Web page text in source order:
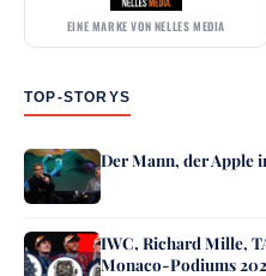
EINE MARKE VON NELLES MEDIA
TOP-STORYS
Der Mann, der Apple
IWC, Richard Mille,
Monaco-Podiums